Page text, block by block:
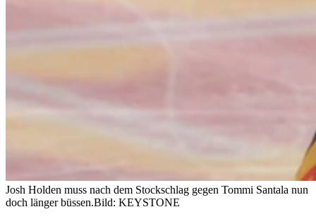
Josh Holden muss nach dem Stockschlag gegen Tommi Santala nun
doch länger büssen.Bild: KEYSTONE